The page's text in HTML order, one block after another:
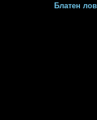
Блатен